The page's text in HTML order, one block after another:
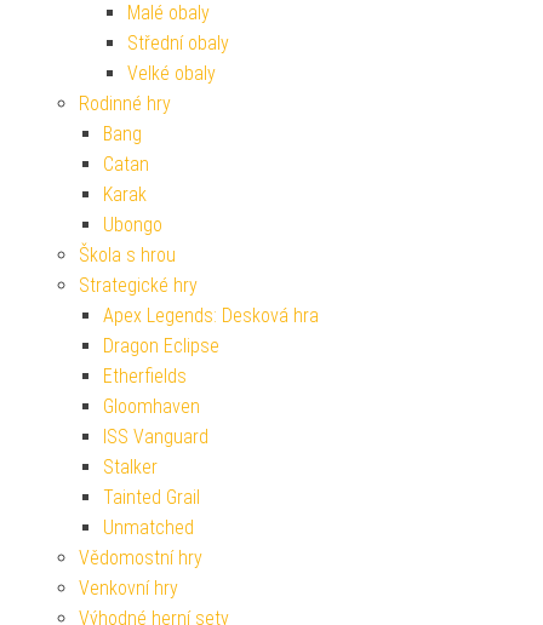
Malé obaly
Střední obaly
Velké obaly
Rodinné hry
Bang
Catan
Karak
Ubongo
Škola s hrou
Strategické hry
Apex Legends: Desková hra
Dragon Eclipse
Etherfields
Gloomhaven
ISS Vanguard
Stalker
Tainted Grail
Unmatched
Vědomostní hry
Venkovní hry
Výhodné herní sety